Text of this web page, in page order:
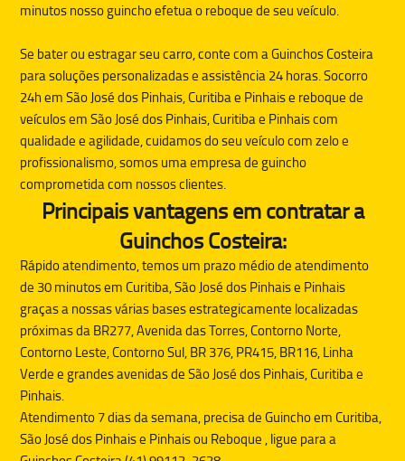
minutos nosso guincho efetua o reboque de seu veículo.
Se bater ou estragar seu carro, conte com aGuinchos Costeira
para soluções personalizadas e assistência 24 horas. Socorro
24h em São José dos Pinhais, Curitiba e Pinhais e reboque de
veículos em São José dos Pinhais, Curitiba e Pinhais com
qualidade e agilidade, cuidamos do seu veículo com zelo e
profissionalismo, somos uma empresa de guincho
comprometida com nossos clientes.
Principais vantagens em contratar a
Guinchos Costeira:
Rápido atendimento, temos um prazo médio de atendimento
de 30 minutos em Curitiba, São José dos Pinhais e Pinhais
graças a nossas várias bases estrategicamente localizadas
próximas da BR277, Avenida das Torres, Contorno Norte,
Contorno Leste, Contorno Sul, BR 376, PR415, BR116, Linha
Verde e grandes avenidas de São José dos Pinhais, Curitiba e
Pinhais.
Atendimento 7 dias da semana, precisa deGuinchoem Curitiba,
São José dos Pinhais e Pinhais ou Reboque , ligue para a